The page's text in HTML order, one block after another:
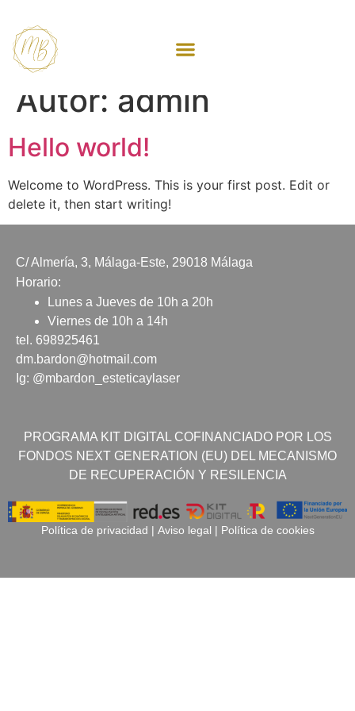
Autor: admin
Hello world!
Welcome to WordPress. This is your first post. Edit or
delete it, then start writing!
C/ Almería, 3, Málaga-Este, 29018 Málaga
Horario:
Lunes a Jueves de 10h a 20h
Viernes de 10h a 14h
tel. 698925461
dm.bardon@hotmail.com
Ig: @mbardon_esteticaylaser
PROGRAMA KIT DIGITAL COFINANCIADO POR LOS
FONDOS NEXT GENERATION (EU) DEL MECANISMO
DE RECUPERACIÓN Y RESILENCIA
Política de privacidad | Aviso legal | Política de cookies